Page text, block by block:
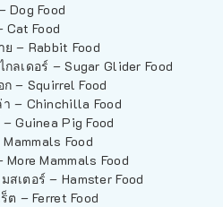
Dog Food
Cat Food
ย – Rabbit Food
ลเดอร์ – Sugar Glider Food
– Squirrel Food
– Chinchilla Food
Guinea Pig Food
Food
Mammals Food
สเตอร์ – Hamster Food
ต – Ferret Food